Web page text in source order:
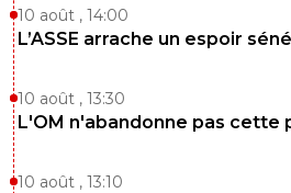
10 août , 14:00
L’ASSE arrache un espoir
10 août , 13:30
L'OM n'abandonne pas cette
10 août , 13:10